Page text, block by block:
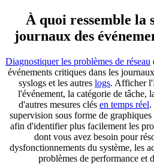
À quoi ressemble la
journaux des
Diagnostiquer les problèmes de réseau
événements critiques dans les
syslogs et les autres logs. Afficher
l'événement, la catégorie de tâche,
d'autres mesures clés en temps réel.
supervision sous forme de
afin d'identifier plus facilement les
dont vous avez besoin pour
dysfonctionnements du système, les
problèmes de performance et